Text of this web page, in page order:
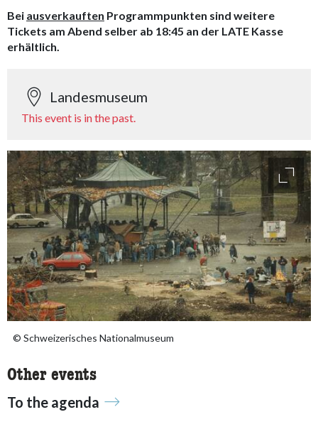
Bei ausverkauften Programmpunkten sind weitere
Tickets am Abend selber ab 18:45 an der LATE Kasse
erhältlich.
Landesmuseum
This event is in the past.
© Schweizerisches Nationalmuseum
Other events
To the agenda